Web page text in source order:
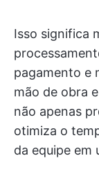
Isso significa
pagamento e
mão de obra
não apenas
otimiza o
da equipe em